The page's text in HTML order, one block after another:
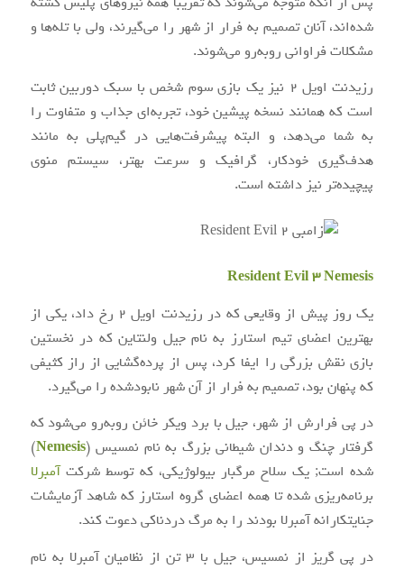
شده‌اند، آنان تصمیم به فرار از شهر را می‌گیرند، ولی با تله‌ها و
مشکلات فراوانی روبه‌رو می‌شوند.
رزیدنت اویل ۲ نیز یک بازی سوم شخص با سبک دوربین ثابت
است که همانند نسخه پیشین خود، تجربه‌ای جذاب و متفاوت را
به شما می‌دهد، و البته پیشرفت‌هایی در گیم‌پلی به مانند
هدف‌گیری خودکار، گرافیک و سرعت بهتر، سیستم منوی
پیچیده‌تر نیز داشته است.
Resident Evil 3 Nemesis
یک روز پیش از وقایعی که در رزیدنت اویل ۲ رخ داد، یکی از
بهترین اعضای تیم استارز به نام جیل ولنتاین که در نخستین
بازی نقش بزرگی را ایفا کرد، پس از پرده‌گشایی از راز کثیفی
که پنهان بود، تصمیم به فرار از آن شهر نابودشده را می‌گیرد.
در پی فرارش از شهر، جیل با برد ویکر خائن روبه‌رو می‌شود که
گرفتار چنگ و دندان شیطانی بزرگ به نام نمسیس (Nemesis
)
شده است; یک سلاح مرگبار بیولوژیکی، که توسط شرکتآمبرلا
برنامه‌ریزی شده تا همه اعضای گروه استارز که شاهد آزمایشات
جنایتکارانه آمبرلا بودند را به مرگ دردناکی دعوت کند.
در پی گریز از نمسیس، جیل با ۳ تن از نظامیان آمبرلا به نام